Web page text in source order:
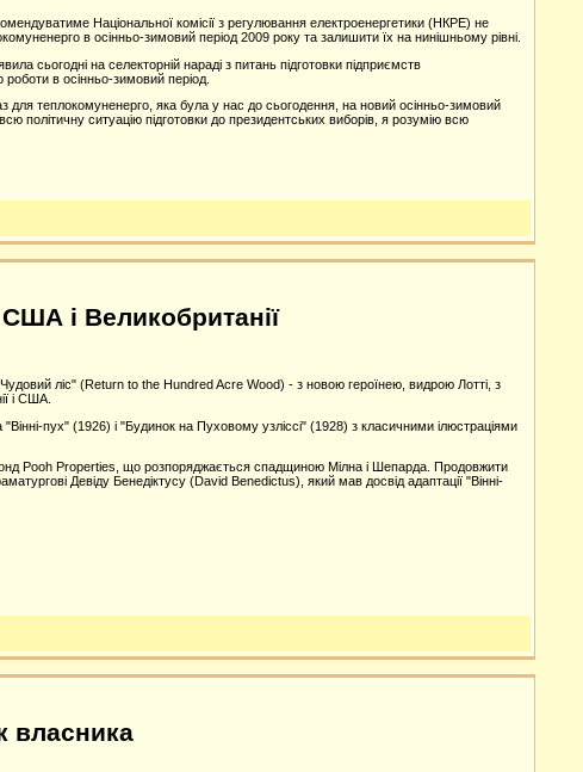
Національної комісії з регулювання електроенергетики (НКРЕ) не
в осінньо-зимовий період 2009 року та залишити їх на нинішньому рівні.
на селекторній нараді з питань підготовки підприємств
в осінньо-зимовий період.
теплокомуненерго, яка була у нас до сьогодення, на новий осінньо-зимовий
політичну ситуацію підготовки до президентських виборів, я розумію всю
і Великобританії
ліс" (Return to the Hundred Acre Wood) - з новою героїнею, видрою Лотті, з
і США.
пух" (1926) і "Будинок на Пуховому узліссі" (1928) з класичними ілюстраціями
Pooh Properties, що розпоряджається спадщиною Мілна і Шепарда. Продовжити
Девіду Бенедіктусу (David Benedictus), який мав досвід адаптації "Вінні-
власника